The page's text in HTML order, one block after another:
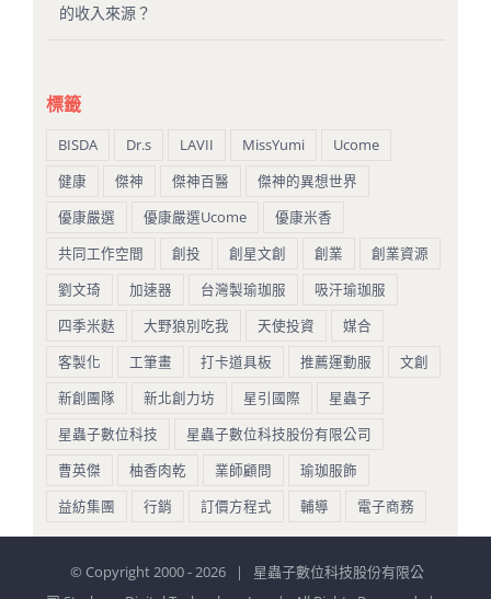
的收入來源？
標籤
BISDA Dr.s LAVII MissYumi
Ucome
健康
傑神 傑神百醫
傑神的異想世界
優康嚴選
優康嚴選Ucome
優康米香
共同工作空間
創投 創星文創 創業
創業資源
劉文琦
加速器 台灣製瑜珈服
吸汗瑜珈服
四季米麩
大野狼別吃我 天使投資
媒合
客製化
工筆畫 打卡道具板 推薦運動服
文創
新創團隊
新北創力坊 星引國際
星蟲子
星蟲子數位科技
星蟲子數位科技股份有限公司
曹英傑
柚香肉乾 業師顧問
瑜珈服飾
益紡集團
行銷 訂價方程式 輔導 電子商務
© Copyright 2000 -2026 | 星蟲子數位科技股份有限公